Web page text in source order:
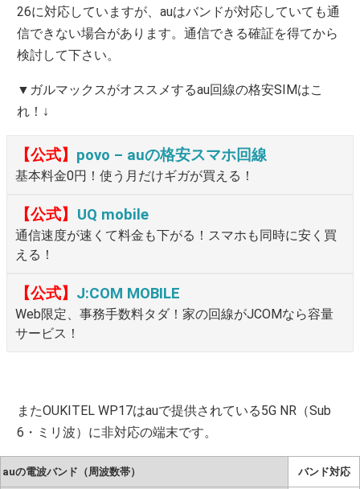
26に対応していますが、auはバンドが対応していても通
信できない場合があります。通信できる確証を得てから
検討して下さい。
▼ガルマックスがオススメするau回線の格安SIMはこ
れ！↓
【公式】 povo – auの格安スマホ回線
基本料金0円！使う月だけギガが買える！
【公式】 UQ mobile
通信速度が速くて料金も下がる！スマホも同時に安く買
える！
【公式】 J:COM MOBILE
Web限定、事務手数料タダ！家の回線がJCOMなら容量
サービス！
またOUKITEL WP17はauで提供されている5G NR（Sub
6・ミリ波）に非対応の端末です。
auの電波バンド（周波数帯） バンド対応